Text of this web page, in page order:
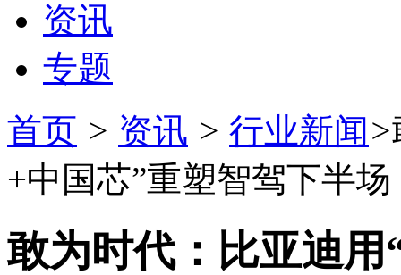
资讯
专题
首页 > 资讯 > 行业新闻>
+中国芯”重塑智驾下半场
敢为时代：比亚迪